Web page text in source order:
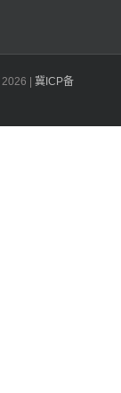
2026 | 冀ICP备